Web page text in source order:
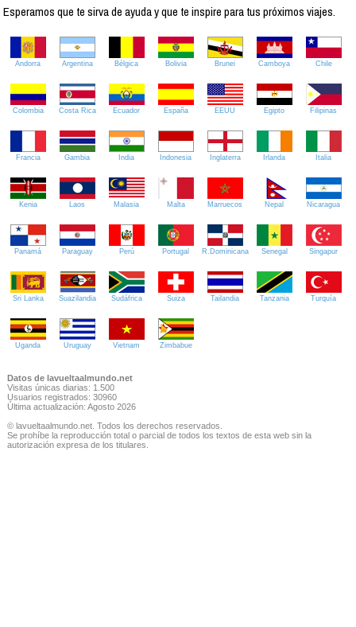
Esperamos que te sirva de ayuda y que te inspire para tus próximos viajes.
Andorra Argentina Bélgica Bolivia Brunei Camboya Chile
Colombia Costa Rica Ecuador España EEUU Egipto Filipinas
Francia Gambia India Indonesia Inglaterra Irlanda Italia
Kenia Laos Malasia Malta Marruecos Nepal Nicaragua
Panamá Paraguay Perú Portugal R.Dominicana Senegal Singapur
Sri Lanka Suazilandia Sudáfrica Suiza Tailandia Tanzania Turquía
Uganda Uruguay Vietnam Zimbabue
Datos de lavueltaalmundo.net
Visitas únicas diarias: 1.500
Usuarios registrados: 30960
Última actualización: Agosto 2026
© lavueltaalmundo.net. Todos los derechos reservados.
Se prohíbe la reproducción total o parcial de todos los textos de esta web sin la
autorización expresa de los titulares.